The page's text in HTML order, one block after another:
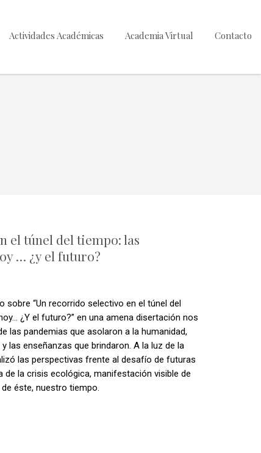
Actividades Académicas Academia Virtual Contacto
el túnel del tiempo: las
… ¿y el futuro?
sobre “Un recorrido selectivo en el túnel del
¿Y el futuro?” en una amena disertación nos
las pandemias que asolaron a la humanidad,
las enseñanzas que brindaron. A la luz de la
las perspectivas frente al desafío de futuras
la crisis ecológica, manifestación visible de
éste, nuestro tiempo.